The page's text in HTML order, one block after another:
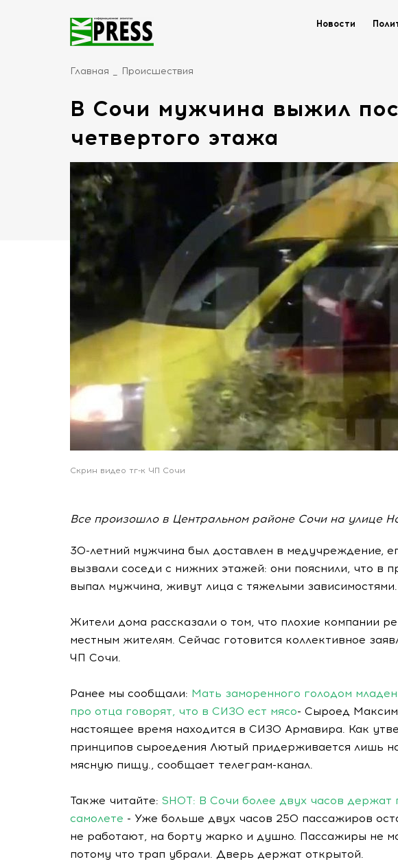
Новости
Главная Происшествия
В Сочи мужчина выжил
четвертого этажа
Скрин видео тг-к ЧП Сочи
Все произошло в Центральном районе Сочи на улице
30-летний мужчина был доставлен в медучреждение,
вызвали соседи с нижних этажей: они пояснили, что в
выпал мужчина, живут лица с тяжелыми зависимостями.
Жители дома рассказали о том, что плохие компании
местным жителям. Сейчас готовится коллективное
ЧП Сочи.
Ранее мы сообщали: Мать заморенного голодом
про отца говорят, что в СИЗО ест мясо- Сыроед
настоящее время находится в СИЗО Армавира. Как
принципов сыроедения Лютый придерживается лишь
мясную пищу., сообщает телеграм-канал.
Также читайте: SHOT: В Сочи более двух часов держат
самолете - Уже больше двух часов 250 пассажиров
не работают, на борту жарко и душно. Пассажиры не
потому что трап убрали. Дверь держат открытой.